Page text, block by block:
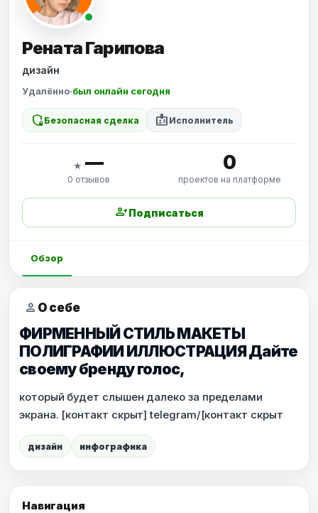
Навигация
Рената Гарипова
дизайн
Удалённо·был онлайн сегодня
shield_locked Безопасная сделка badge Исполнитель
★ —
0 отзывов
0
проектов на платформе
person_addПодписаться
Обзор
person О себе
ФИРМЕННЫЙ СТИЛЬ МАКЕТЫ
ПОЛИГРАФИИ ИЛЛЮСТРАЦИЯ Дайте
своему бренду голос,
который будет слышен далеко за пределами
экрана. [контакт скрыт] telegram/[контакт скрыт
дизайн инфографика